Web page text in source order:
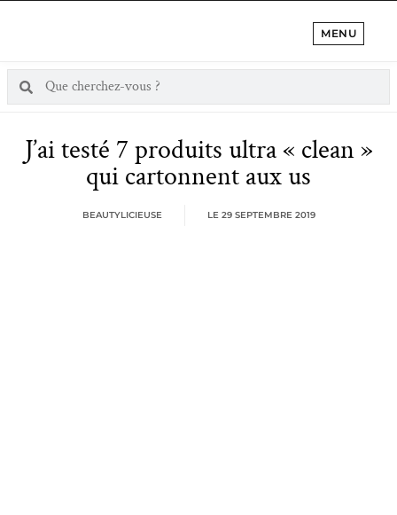
MENU
J’ai testé 7 produits ultra « clean »
qui cartonnent aux us
BEAUTYLICIEUSE LE 29 SEPTEMBRE 2019